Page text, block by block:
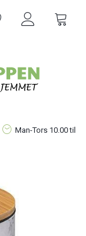
Man-Tors 10.00 til